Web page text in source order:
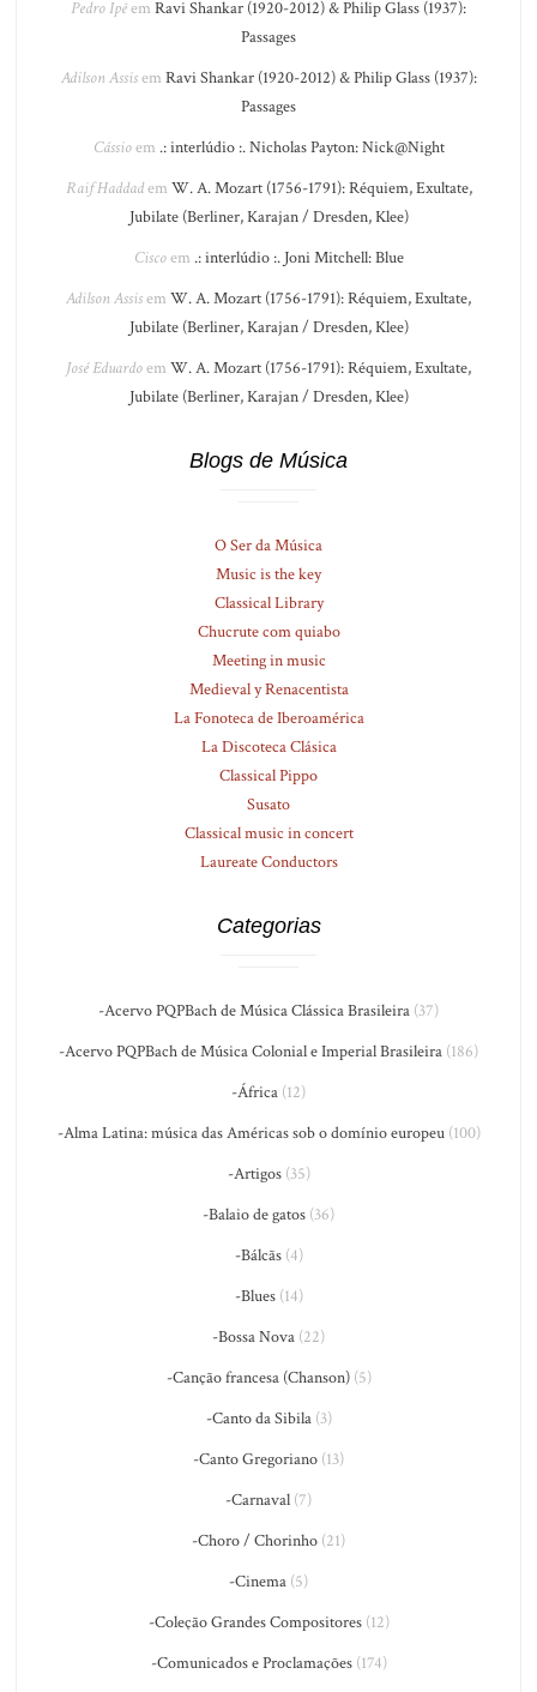
Pedro Ipêem Ravi Shankar (1920-2012) & Philip Glass (1937):
Passages
Adilson Assisem Ravi Shankar (1920-2012) & Philip Glass (1937):
Passages
Cássioem .: interlúdio :. Nicholas Payton: Nick@Night
Raif Haddadem W. A. Mozart (1756-1791): Réquiem, Exultate,
Jubilate (Berliner, Karajan / Dresden, Klee)
Ciscoem .: interlúdio :. Joni Mitchell: Blue
Adilson Assisem W. A. Mozart (1756-1791): Réquiem, Exultate,
Jubilate (Berliner, Karajan / Dresden, Klee)
José Eduardoem W. A. Mozart (1756-1791): Réquiem, Exultate,
Jubilate (Berliner, Karajan / Dresden, Klee)
Blogs de Música
O Ser da Música
Music is the key
Classical Library
Chucrute com quiabo
Meeting in music
Medieval y Renacentista
La Fonoteca de Iberoamérica
La Discoteca Clásica
Classical Pippo
Susato
Classical music in concert
Laureate Conductors
Categorias
-Acervo PQPBach de Música Clássica Brasileira (37)
-Acervo PQPBach de Música Colonial e Imperial Brasileira (186)
-África (12)
-Alma Latina: música das Américas sob o domínio europeu(100)
-Artigos(35)
-Balaio de gatos (36)
-Bálcãs(4)
-Blues(14)
-Bossa Nova (22)
-Canção francesa (Chanson)(5)
-Canto da Sibila(3)
-Canto Gregoriano (13)
-Carnaval (7)
-Choro / Chorinho (21)
-Cinema (5)
-Coleção Grandes Compositores(12)
-Comunicados e Proclamações(174)